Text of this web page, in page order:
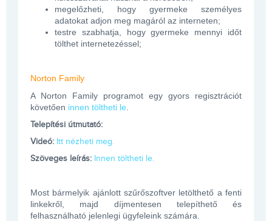
megelőzheti, hogy gyermeke személyes
adatokat adjon meg magáról az interneten;
testre szabhatja, hogy gyermeke mennyi időt
tölthet internetezéssel;
Norton Family
A Norton Family programot egy gyors regisztrációt
követően innen töltheti le
Telepítési útmutató:
Videó: Itt nézheti meg.
Szöveges leírás: Innen töltheti le.
Most bármelyik ajánlott szűrőszoftver letölthető a fenti
linkekről, majd díjmentesen telepíthető és
felhasználható jelenlegi ügyfeleink számára.